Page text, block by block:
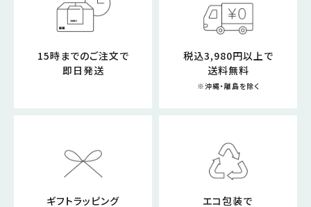
15時までのご注文で
即日発送
税込3,980円以上で
送料無料
※沖縄・離島を除く
ギフトラッピング
エコ包装で